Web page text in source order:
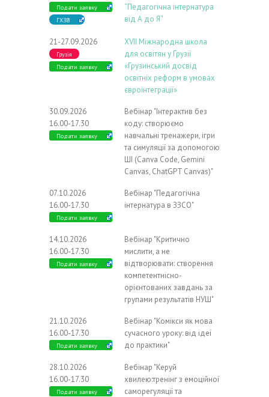
Подати заявку
ГХЗВ
“Педагогічна інтернатура
від А до Я”
21-27.09.2026
Грузія
Подати заявку
ХVIІ Міжнародна школа
для освітян у Грузії
«Грузинський досвід
освітніх реформ в умовах
євроінтеграції»
30.09.2026
16.00-17.30
Подати заявку
Вебінар "Інтерактив без
коду: створюємо
навчальні тренажери, ігри
та симуляції за допомогою
ШІ (Canva Code, Gemini
Canvas, ChatGPT Canvas)"
07.10.2026
16.00-17.30
Подати заявку
Вебінар "Педагогічна
інтернатура в ЗЗСО"
14.10.2026
16.00-17.30
Подати заявку
Вебінар "Критично
мислити, а не
відтворювати: створення
компетентнісно-
орієнтованих завдань за
групами результатів НУШ"
21.10.2026
16.00-17.30
Подати заявку
Вебінар "Комікси як мова
сучасного уроку: від ідеї
до практики"
28.10.2026
16.00-17.30
Подати заявку
Вебінар "Керуй
хвилею:тренінг з емоційної
саморегуляції та